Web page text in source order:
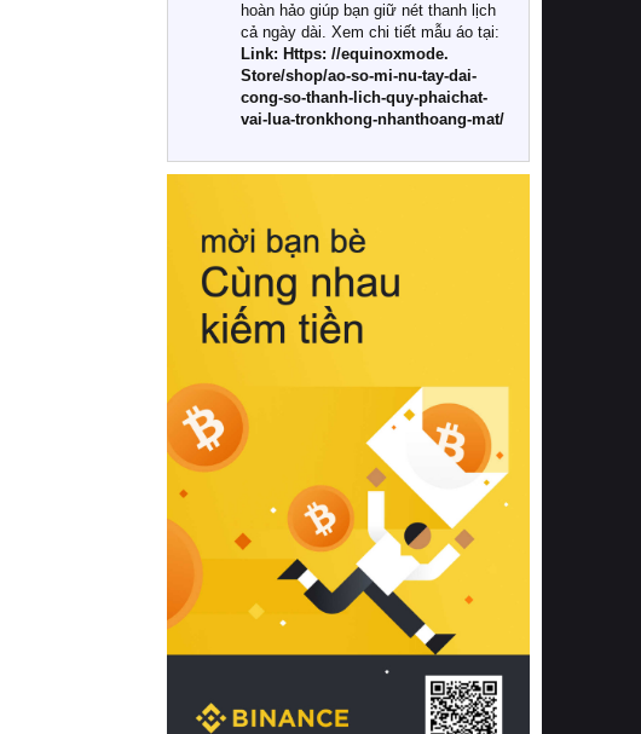
Khác với các dòng sản phẩm thông
thường, những bộ chăn ga gối đệm
cao cấp trải qua quy trình sản xuất
nghiêm ngặt từ khâu chọn lọc nguyên
liệu tự nhiên đến công nghệ dệt
nhuộm hiện đại không chứa hóa chất
này, bạn sẽ cảm nhận rõ rệt sự khác
hồi chuẩn xác của phần đệm nâng đỡ
cột sống.
Bên cạnh đó, việc lựa chọn các dòng
sản phẩm đạt chuẩn chất lượng quốc
tế còn giúp ngăn ngừa tình trạng kích
khuẩn và nấm mốc trong điều kiện
thời tiết nóng ẩm. Bạn có thể tìm hiểu
thêm các nghiên cứu khoa học về tác
động của giấc ngủ và môi trường
phòng ngủ đối với sức khỏe con
người tại Sleep Foundation (External
Link) để có cái nhìn toàn diện hơn.
2. Các tiêu chí vàng khi lựa chọn
chăn ga gối đệm cao cấp cho phòng
ngủ
Để sở hữu một bộ chăn ga gối đệm
cao cấp hoàn hảo cả về thẩm mỹ lẫn
công năng, người tiêu dùng cần cân
nhắc kỹ lưỡng các tiêu chí quan trọng
hoàn hảo giúp bạn giữ nét thanh lịch
cả ngày dài. Xem chi tiết mẫu áo tại:
Link: Https: //equinoxmode.
Store/shop/ao-so-mi-nu-tay-dai-
cong-so-thanh-lich-quy-phaichat-
vai-lua-tronkhong-nhanthoang-mat/